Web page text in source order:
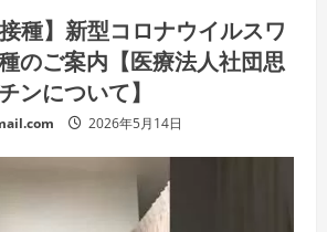
接種】新型コロナウイルスワ
のご案内【医療法人社団思
ンについて】
2026年5月14日